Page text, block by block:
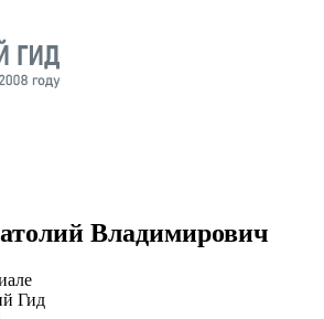
Владимирович
Гид